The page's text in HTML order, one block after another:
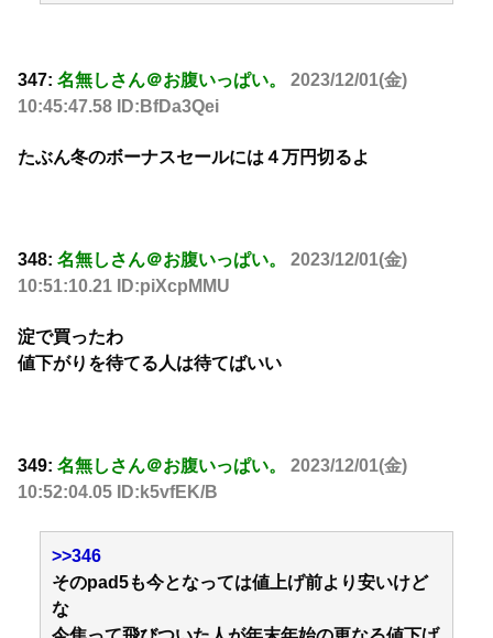
347: 名無しさん＠お腹いっぱい。
2023/12/01(金)
10:45:47.58 ID:BfDa3Qei
たぶん冬のボーナスセールには４万円切るよ
348: 名無しさん＠お腹いっぱい。
2023/12/01(金)
10:51:10.21 ID:piXcpMMU
淀で買ったわ
値下がりを待てる人は待てばいい
349: 名無しさん＠お腹いっぱい。
2023/12/01(金)
10:52:04.05 ID:k5vfEK/B
>>346
そのpad5も今となっては値上げ前より安いけど
な